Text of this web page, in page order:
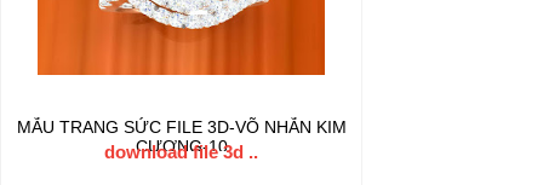
MẪU TRANG SỨC FILE 3D-VÕ NHẪN KIM
CƯƠNG-10
download file 3d ..